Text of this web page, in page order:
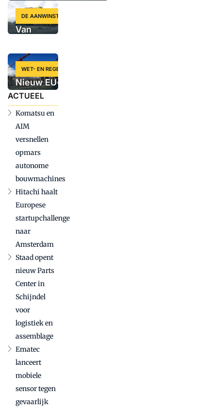
DE AANWINST
Van
krachtpatser
tot slimme
krol: vijf
nieuwe
machines
op een rij
WET- EN REGELGEVING
Nieuw EU-voorstel
voor
aanbestedingregels
kan grote gevolgen
hebben voor
bouwmachinesector
ACTUEEL
Komatsu en
AIM
versnellen
opmars
autonome
bouwmachines
Hitachi haalt
Europese
startupchallenge
naar
Amsterdam
Staad opent
nieuw Parts
Center in
Schijndel
voor
logistiek en
assemblage
Ematec
lanceert
mobiele
sensor tegen
gevaarlijk